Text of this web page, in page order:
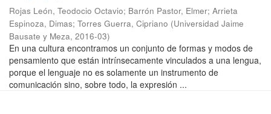
Rojas León, Teodocio Octavio; Barrón Pastor, Elmer; Arrieta
Espinoza, Dimas; Torres Guerra, Cipriano (Universidad Jaime
Bausate y Meza, 2016-03)
En una cultura encontramos un conjunto de formas y modos de
pensamiento que están intrínsecamente vinculados a una lengua,
porque el lenguaje no es solamente un instrumento de
comunicación sino, sobre todo, la expresión ...